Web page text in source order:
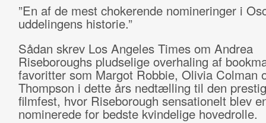
”En af de mest chokerende nomineringer i
uddelingens historie.”
Sådan skrev Los Angeles Times om Andrea
Riseboroughs pludselige overhaling af
favoritter som Margot Robbie, Olivia Colman
Thompson i dette års nedtælling til den
filmfest, hvor Riseborough sensationelt blev
nominerede for bedste kvindelige hovedrolle.